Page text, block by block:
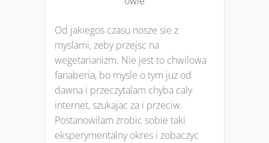
Od jakiegos czasu nosze sie z
myslami, zeby przejsc na
wegetarianizm. Nie jest to chwilowa
fanaberia, bo mysle o tym juz od
dawna i przeczytalam chyba caly
internet, szukajac za i przeciw.
Postanowilam zrobic sobie taki
eksperymentalny okres i zobaczyc